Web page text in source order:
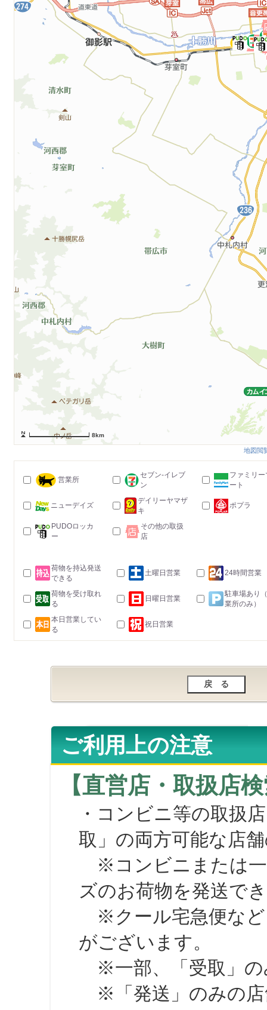
8km
地図閲
営業所
セブン-イレブ
ン
ファミリー
ート
ニューデイズ
デイリーヤマザ
キ
ポプラ
PUDOロッカ
ー
その他の取扱
店
荷物を持込発送
できる
土曜日営業 24時間営業
荷物を受け取れ
る
日曜日営業
駐車場あり
業所のみ）
本日営業してい
る
祝日営業
ご利用上の注意
【直営店・取扱店
・コンビニ等の取扱
取」の両方可能な店
※コンビニまたは一
ズのお荷物を発送で
※クール宅急便など
がございます。
※一部、「受取」の
※「発送」のみの店